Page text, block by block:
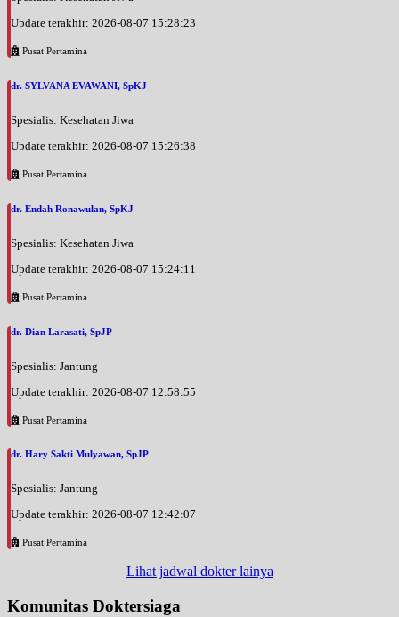
Update terakhir: 2026-08-07 15:28:23
Pusat Pertamina
dr. SYLVANA EVAWANI, SpKJ
Spesialis: Kesehatan Jiwa
Update terakhir: 2026-08-07 15:26:38
Pusat Pertamina
dr. Endah Ronawulan, SpKJ
Spesialis: Kesehatan Jiwa
Update terakhir: 2026-08-07 15:24:11
Pusat Pertamina
dr. Dian Larasati, SpJP
Spesialis: Jantung
Update terakhir: 2026-08-07 12:58:55
Pusat Pertamina
dr. Hary Sakti Mulyawan, SpJP
Spesialis: Jantung
Update terakhir: 2026-08-07 12:42:07
Pusat Pertamina
Lihat jadwal dokter lainya
Komunitas Doktersiaga